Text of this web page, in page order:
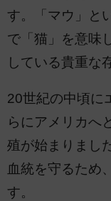
す。「マウ」と
で「猫」を意味
している貴重な
20世紀の中頃に
らにアメリカへ
殖が始まりまし
血統を守るため
す。